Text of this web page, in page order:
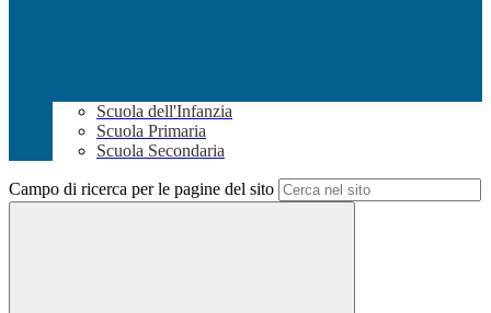
Scuola dell'Infanzia
Scuola Primaria
Scuola Secondaria
Campo di ricerca per le pagine del sito